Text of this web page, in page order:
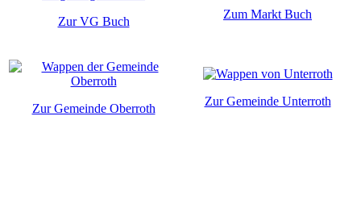
Zur VG Buch
Zum Markt Buch
Zur Gemeinde Oberroth
Zur Gemeinde Unterroth